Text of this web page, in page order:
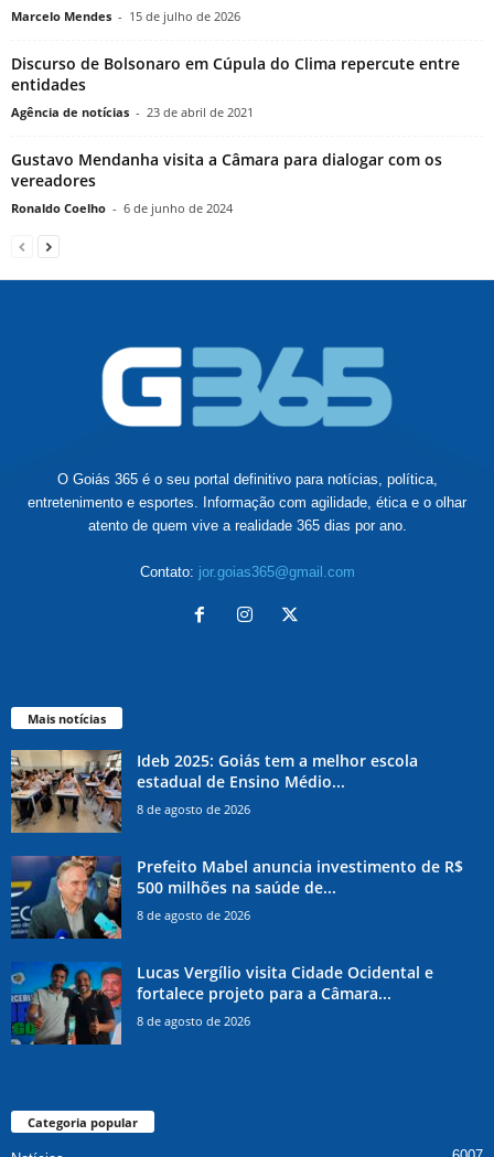
Marcelo Mendes - 15 de julho de 2026
Discurso de Bolsonaro em Cúpula do Clima repercute entre
entidades
Agência de notícias - 23 de abril de 2021
Gustavo Mendanha visita a Câmara para dialogar com os
vereadores
Ronaldo Coelho - 6 de junho de 2024
O Goiás 365 é o seu portal definitivo para notícias, política,
entretenimento e esportes. Informação com agilidade, ética e o olhar
atento de quem vive a realidade 365 dias por ano.
Contato: jor.goias365@gmail.com
Mais notícias
Ideb 2025: Goiás tem a melhor escola
estadual de Ensino Médio...
8 de agosto de 2026
Prefeito Mabel anuncia investimento de R$
500 milhões na saúde de...
8 de agosto de 2026
Lucas Vergílio visita Cidade Ocidental e
fortalece projeto para a Câmara...
8 de agosto de 2026
Categoria popular